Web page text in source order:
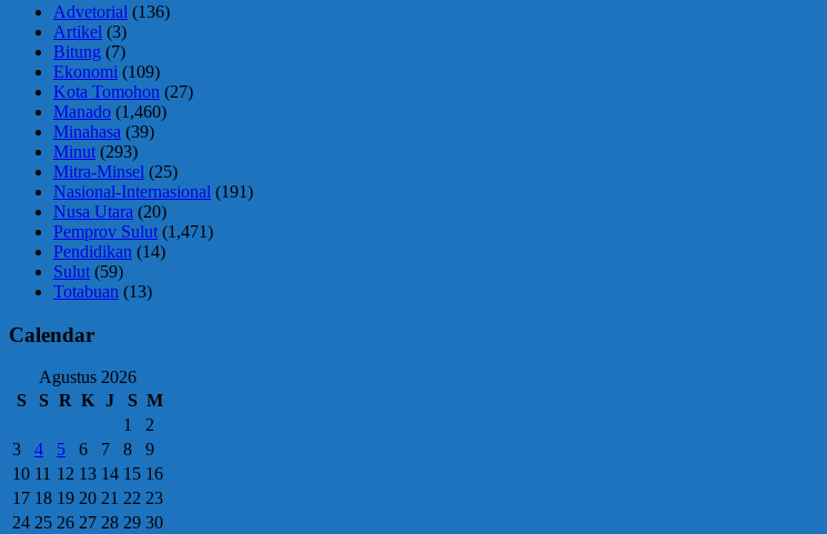
Advetorial (136)
Artikel (3)
Bitung (7)
Ekonomi (109)
Kota Tomohon (27)
Manado (1,460)
Minahasa (39)
Minut (293)
Mitra-Minsel (25)
Nasional-Internasional (191)
Nusa Utara (20)
Pemprov Sulut (1,471)
Pendidikan (14)
Sulut (59)
Totabuan (13)
Calendar
Agustus 2026
S
S R K J S M
1
2
3
4 5 6 7 8
9
10 11 12 13 14 15 16
17 18 19 20 21 22 23
24 25 26 27 28 29 30